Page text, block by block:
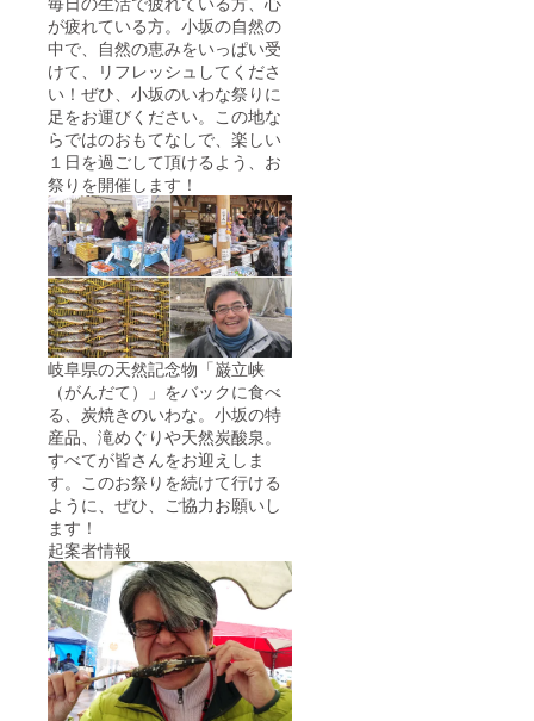
が疲れている方。小坂の自然の
中で、自然の恵みをいっぱい受
けて、リフレッシュしてくださ
い！ぜひ、小坂のいわな祭りに
足をお運びください。この地な
らではのおもてなしで、楽しい
１日を過ごして頂けるよう、お
祭りを開催します！
岐阜県の天然記念物「巌立峡
（がんだて）」をバックに食べ
る、炭焼きのいわな。小坂の特
産品、滝めぐりや天然炭酸泉。
すべてが皆さんをお迎えしま
す。このお祭りを続けて行ける
ように、ぜひ、ご協力お願いし
ます！
起案者情報